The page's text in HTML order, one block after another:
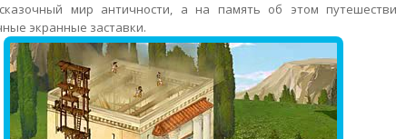
мир античности, а на память об этом
экранные заставки.